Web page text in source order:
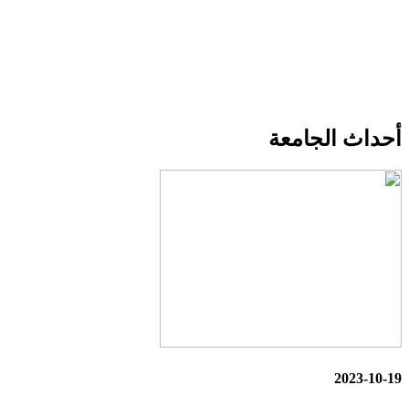
أحداث الجامعة
2023-10-19